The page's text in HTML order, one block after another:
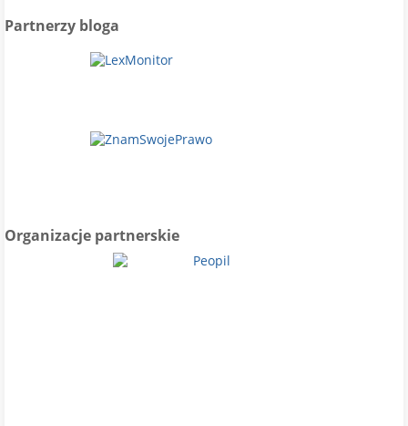
Partnerzy bloga
Organizacje partnerskie